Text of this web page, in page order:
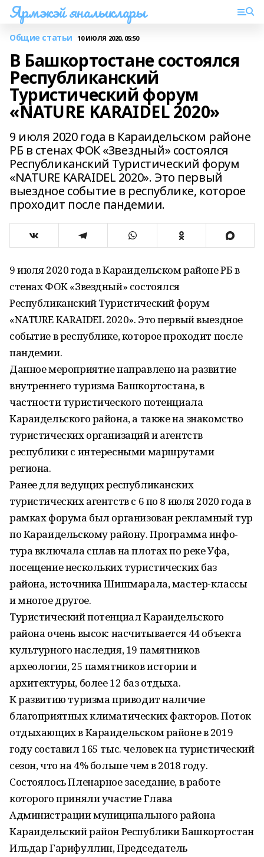
Ярмэкэй яналыклары
Общие статьи 10 ИЮЛЯ 2020, 05:50
В Башкортостане состоялся
Республиканский
Туристический форум
«NATURE KARAIDEL 2020»
9 июля 2020 года в Караидельском районе
РБ в стенах ФОК «Звездный» состоялся
Республиканский Туристический форум
«NATURE KARAIDEL 2020». Это первый
выездное событие в республике, которое
проходит после пандемии.
9 июля 2020 года в Караидельском районе РБ в
стенах ФОК «Звездный» состоялся
Республиканский Туристический форум
«NATURE KARAIDEL 2020». Это первый выездное
событие в республике, которое проходит после
пандемии.
Данное мероприятие направлено на развитие
внутреннего туризма Башкортостана, в
частности туристического потенциала
Караидельского района, а также на знакомство
туристических организаций и агентств
республики с интересными маршрутами
региона.
Ранее для ведущих республиканских
туристических агентств с 6 по 8 июля 2020 года в
рамках форума был организован рекламный тур
по Караидельскому району. Программа инфо-
тура включала сплав на плотах по реке Уфа,
посещение нескольких туристических баз
района, источника Шишмарала, мастер-классы
и многое другое.
Туристический потенциал Караидельского
района очень высок: насчитывается 44 объекта
культурного наследия, 19 памятников
археологии, 25 памятников истории и
архитектуры, более 12 баз отдыха.
К развитию туризма приводит наличие
благоприятных климатических факторов. Поток
отдыхающих в Караидельском районе в 2019
году составил 165 тыс. человек на туристический
сезон, что на 4% больше чем в 2018 году.
Состоялось Пленарное заседание, в работе
которого приняли участие Глава
Администрации муниципального района
Караидельский район Республики Башкортостан
Ильдар Гарифуллин, Председатель